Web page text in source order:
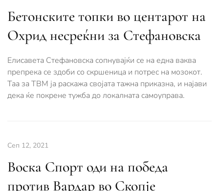
Бетонските топки во центарот на
Охрид несреќни за Стефановска
Елисавета Стефановска сопнувајќи се на една ваква
препрека се здоби со скршеница и потрес на мозокот.
Таа за ТВМ ја раскажа својата тажна приказна, и најави
дека ќе покрене тужба до локалната самоуправа.
Сеп 12, 2021
Воска Спорт оди на победа
против Вардар во Скопје